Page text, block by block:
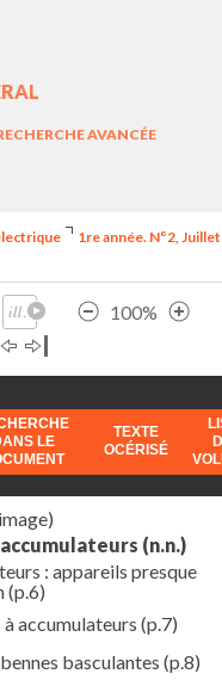
AVANCÉE
1re année. N°2, Juillet
100%
LE
TEXTE
OCÉRISÉ
(n.n.)
: appareils presque
(p.6)
accumulateurs (p.7)
basculantes (p.8)